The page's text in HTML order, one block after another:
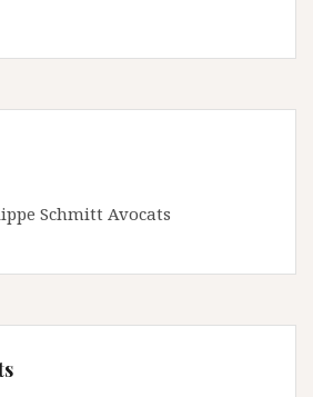
Schmitt Avocats